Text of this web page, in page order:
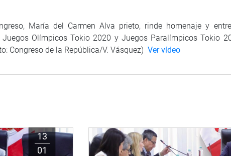
María del Carmen Alva prieto, rinde homenaje y
Olímpicos Tokio 2020 y Juegos Paralímpicos Tokio
Congreso de la República/V. Vásquez) Ver vídeo
13
01